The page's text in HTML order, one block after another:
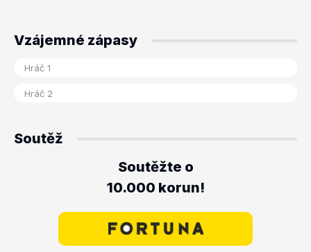
Vzájemné zápasy
Soutěž
Soutěžte o
10.000 korun!